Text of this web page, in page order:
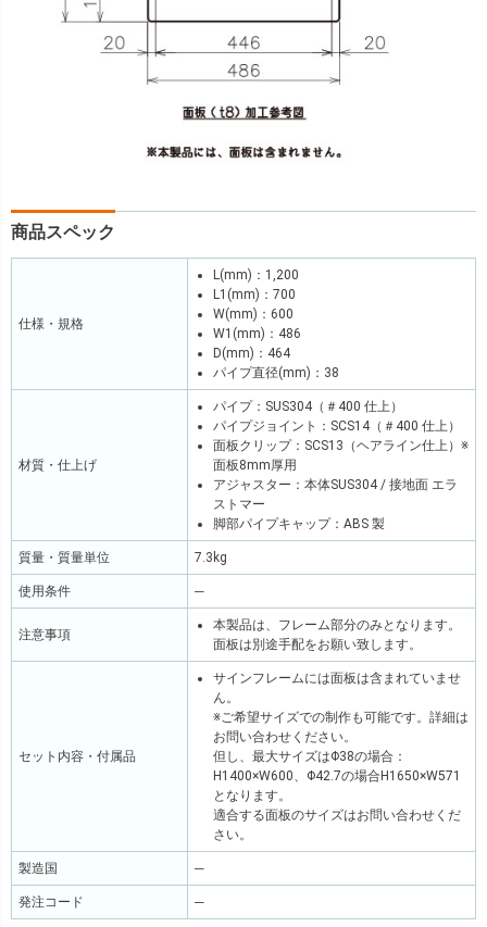
商品スペック
仕様・規格
L(mm)：1,200
L1(mm)：700
W(mm)：600
W1(mm)：486
D(mm)：464
パイプ直径(mm)：38
材質・仕上げ
パイプ：SUS304（＃400 仕上）
パイプジョイント：SCS14（＃400 仕上）
面板クリップ：SCS13（ヘアライン仕上）※
面板8mm厚用
アジャスター：本体SUS304 / 接地面 エラ
ストマー
脚部パイプキャップ：ABS 製
質量・質量単位 7.3kg
使用条件 ─
注意事項
本製品は、フレーム部分のみとなります。
面板は別途手配をお願い致します。
セット内容・付属品
サインフレームには面板は含まれていませ
ん。
※ご希望サイズでの制作も可能です。詳細は
お問い合わせください。
但し、最大サイズはΦ38の場合：
H1400×W600、Φ42.7の場合H1650×W571
となります。
適合する面板のサイズはお問い合わせくだ
さい。
製造国 ─
発注コード ─